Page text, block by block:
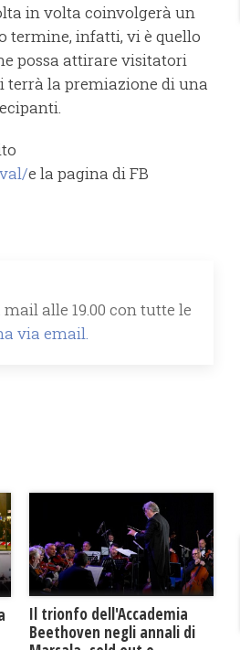
in volta coinvolgerà un
termine, infatti, vi è quello
possa attirare visitatori
terrà la premiazione di una
e la pagina di FB
alle 19.00 con tutte le
via email.
Il trionfo dell'Accademia
Beethoven negli annali di